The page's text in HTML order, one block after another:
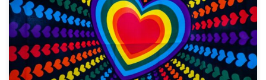
A far vacillare il mio cuore prima è stata “Birra” di Luca Mazzieri,
poi è arrivata “Con Me Low-Fi” di Lorenzo Kruger che mi ha
letteralmente steso, non potevo resistere ancora molto senza
metterle in una playlist tutta italiana! “Cuore matto” nasce
dall’amore veramente spassionato per queste due canzoni alle
[…]